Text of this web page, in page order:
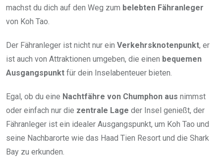
machst du dich auf den Weg zum belebten Fähranleger
von Koh Tao.
Der Fähranleger ist nicht nur ein Verkehrsknotenpunkt, er
ist auch von Attraktionen umgeben, die einen bequemen
Ausgangspunkt für dein Inselabenteuer bieten.
Egal, ob du eine Nachtfähre von Chumphon aus nimmst
oder einfach nur die zentrale Lage der Insel genießt, der
Fähranleger ist ein idealer Ausgangspunkt, um Koh Tao und
seine Nachbarorte wie das Haad Tien Resort und die Shark
Bay zu erkunden.